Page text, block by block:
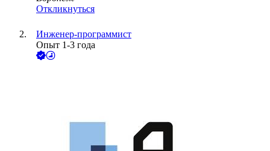
Откликнуться
Инженер-программист
Опыт 1-3 года